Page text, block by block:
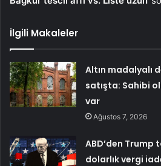
İlgili Makaleler
Altın madalyalı
satışta: Sahibi
var
Ağustos 7, 2026
ABD’den
dolarlık vergi